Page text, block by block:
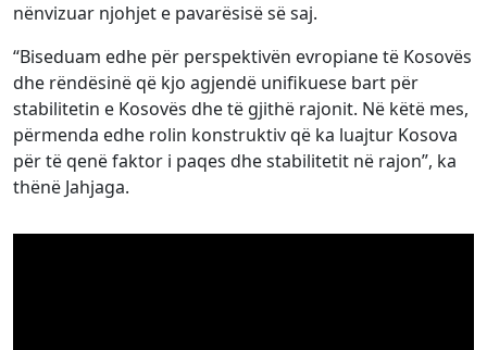
nënvizuar njohjet e pavarësisë së saj.
“Biseduam edhe për perspektivën evropiane të Kosovës
dhe rëndësinë që kjo agjendë unifikuese bart për
stabilitetin e Kosovës dhe të gjithë rajonit. Në këtë mes,
përmenda edhe rolin konstruktiv që ka luajtur Kosova
për të qenë faktor i paqes dhe stabilitetit në rajon”, ka
thënë Jahjaga.